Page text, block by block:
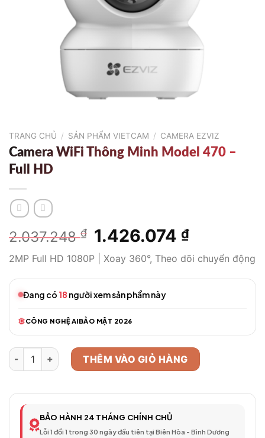
TRANG CHỦ / SẢN PHẨM VIETCAM / CAMERA EZVIZ
Camera WiFi Thông Minh Model 470 –
Full HD
2.037.248₫
Giá
gốc
là:
2.037.248 ₫.
1.426.074 ₫Giá
tại
là:
2MP Full HD 1080P | Xoay 360°, Theo dõi chuyển động
Đang có 18 người xem sản phẩm này
CÔNG NGHỆ AIBẢO MẬT 2026
Camera WiFi Thông Minh Model 470 – Full HD số lượng
THÊM VÀO GIỎ HÀNG
BẢO HÀNH 24 THÁNG CHÍNH CHỦ
Lỗi 1 đổi 1 trong 30 ngày đầu tiên tại Biên Hòa - Bình Dương